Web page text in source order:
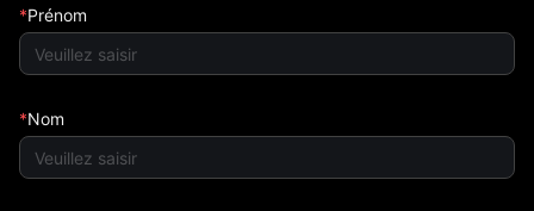
Prénom
Nom